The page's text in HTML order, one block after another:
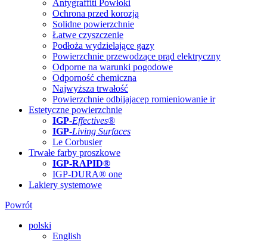
Antygraffiti Powłoki
Ochrona przed korozją
Solidne powierzchnie
Łatwe czyszczenie
Podłoża wydzielające gazy
Powierzchnie przewodzące prąd elektryczny
Odporne na warunki pogodowe
Odporność chemiczna
Najwyższa trwałość
Powierzchnie odbijajacep romieniowanie ir
Estetyczne powierzchnie
IGP-Effectives®
IGP-Living Surfaces
Le Corbusier
Trwałe farby proszkowe
IGP-RAPID®
IGP-DURA® one
Lakiery systemowe
Powrót
polski
English